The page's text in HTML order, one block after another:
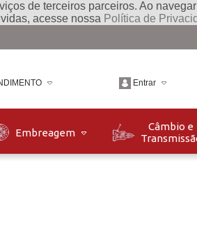
de terceiros parceiros. Ao
acesse nossa Política de
Entrar
Embreagem
Câmbio e